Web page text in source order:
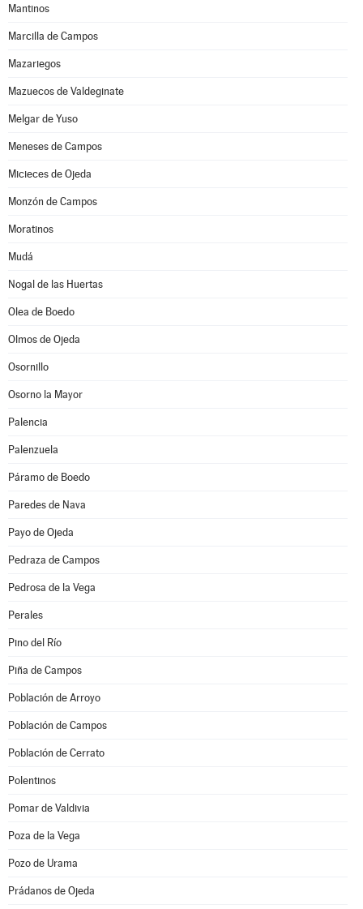
Mantinos
Marcilla de Campos
Mazariegos
Mazuecos de Valdeginate
Melgar de Yuso
Meneses de Campos
Micieces de Ojeda
Monzón de Campos
Moratinos
Mudá
Nogal de las Huertas
Olea de Boedo
Olmos de Ojeda
Osornillo
Osorno la Mayor
Palencia
Palenzuela
Páramo de Boedo
Paredes de Nava
Payo de Ojeda
Pedraza de Campos
Pedrosa de la Vega
Perales
Pino del Río
Piña de Campos
Población de Arroyo
Población de Campos
Población de Cerrato
Polentinos
Pomar de Valdivia
Poza de la Vega
Pozo de Urama
Prádanos de Ojeda